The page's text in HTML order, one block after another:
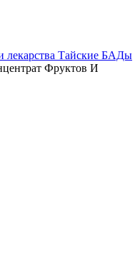
лекарства Тайские БАДы
Фруктов И